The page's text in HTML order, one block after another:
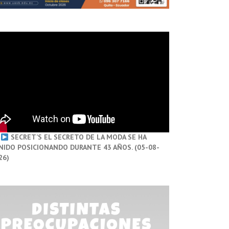
SECRET’S EL SECRETO DE LA MODA SE HA
POSICIONANDO DURANTE 43 AÑOS. (05-08-